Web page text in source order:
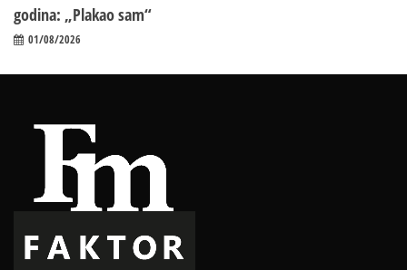
godina: „Plakao sam“
01/08/2026